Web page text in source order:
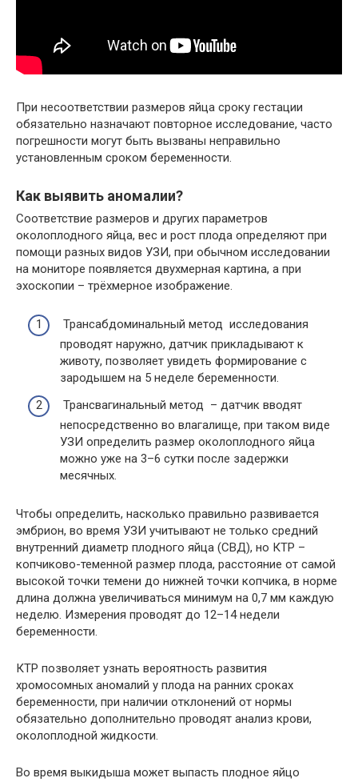
При несоответствии размеров яйца сроку гестации
обязательно назначают повторное исследование, часто
погрешности могут быть вызваны неправильно
установленным сроком беременности.
Как выявить аномалии?
Соответствие размеров и других параметров
околоплодного яйца, вес и рост плода определяют при
помощи разных видов УЗИ, при обычном исследовании
на мониторе появляется двухмерная картина, а при
эхоскопии – трёхмерное изображение.
Трансабдоминальный метод исследования
проводят наружно, датчик прикладывают к
животу, позволяет увидеть формирование с
зародышем на 5 неделе беременности.
Трансвагинальный метод – датчик вводят
непосредственно во влагалище, при таком виде
УЗИ определить размер околоплодного яйца
можно уже на 3–6 сутки после задержки
месячных.
Чтобы определить, насколько правильно развивается
эмбрион, во время УЗИ учитывают не только средний
внутренний диаметр плодного яйца (СВД), но КТР –
копчиково-теменной размер плода, расстояние от самой
высокой точки темени до нижней точки копчика, в норме
длина должна увеличиваться минимум на 0,7 мм каждую
неделю. Измерения проводят до 12–14 недели
беременности.
КТР позволяет узнать вероятность развития
хромосомных аномалий у плода на ранних сроках
беременности, при наличии отклонений от нормы
обязательно дополнительно проводят анализ крови,
околоплодной жидкости.
Во время выкидыша может выпасть плодное яйцо